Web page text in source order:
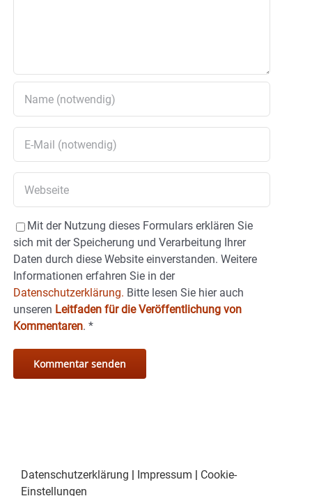
Mit der Nutzung dieses Formulars erklären Sie
sich mit der Speicherung und Verarbeitung Ihrer
Daten durch diese Website einverstanden. Weitere
Informationen erfahren Sie in der
Datenschutzerklärung. Bitte lesen Sie hier auch
unseren Leitfaden für die Veröffentlichung von
Kommentaren. *
Datenschutzerklärung Impressum
Cookie-
Einstellungen